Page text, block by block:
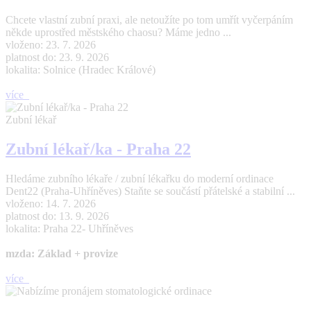
Chcete vlastní zubní praxi, ale netoužíte po tom umřít vyčerpáním
někde uprostřed městského chaosu? Máme jedno ...
vloženo: 23. 7. 2026
platnost do: 23. 9. 2026
lokalita: Solnice (Hradec Králové)
více
Zubní lékař
Zubní lékař/ka - Praha 22
Hledáme zubního lékaře / zubní lékařku do moderní ordinace
Dent22 (Praha-Uhříněves) Staňte se součástí přátelské a stabilní ...
vloženo: 14. 7. 2026
platnost do: 13. 9. 2026
lokalita: Praha 22- Uhříněves
mzda: Základ + provize
více